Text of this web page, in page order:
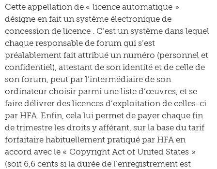
Cette appellation de « licence automatique »
désigne en fait un système électronique de
concession de licence . C’est un système dans lequel
chaque responsable de forum qui s’est
préalablement fait attribué un numéro (personnel et
confidentiel), attestant de son identité et de celle de
son forum, peut par l’intermédiaire de son
ordinateur choisir parmi une liste d’œuvres, et se
faire délivrer des licences d’exploitation de celles-ci
par HFA. Enfin, cela lui permet de payer chaque fin
de trimestre les droits y afférant, sur la base du tarif
forfaitaire habituellement pratiqué par HFA en
accord avec le « Copyright Act of United States »
(soit 6,6 cents si la durée de l’enregistrement est